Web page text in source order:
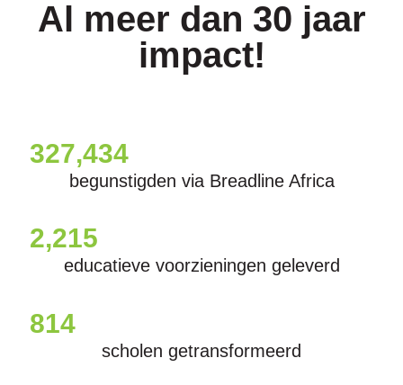
Al meer dan 30 jaar
impact!
327,434
begunstigden via Breadline Africa
2,215
educatieve voorzieningen geleverd
814
scholen getransformeerd